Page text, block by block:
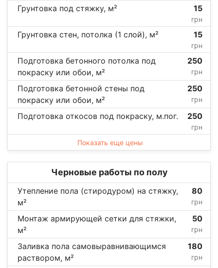
Грунтовка под стяжку, м² 15
грн
Грунтовка стен, потолка (1 слой), м² 15
грн
Подготовка бетонного потолка под
покраску или обои, м²
250
грн
Подготовка бетонной стены под
покраску или обои, м²
250
грн
Подготовка откосов под покраску, м.пог. 250
грн
Показать еще цены
Черновые работы по полу
Утепление пола (стиродуром) на стяжку,
м²
80
грн
Монтаж армирующей сетки для стяжки,
м²
50
грн
Заливка пола самовыравнивающимся
раствором, м²
180
грн